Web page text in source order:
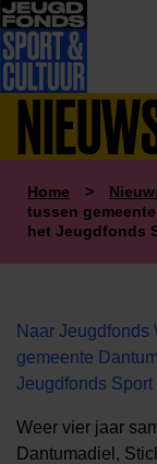
Home >
tussen
het Jeugdfonds
Naar Jeugdfonds
gemeente
Jeugdfonds
Weer vier jaar
Dantumadiel,